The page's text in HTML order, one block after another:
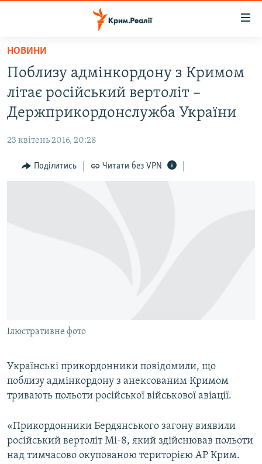
Перейти
основного
матеріалу
Перейти
до
основної
Перейти
до
НОВИНИ
ВОДА.КРИМ
ВІДЕО ТА ФОТО
БЛОГИ
ПОГЛЯД
ІНФОГРАФІКА
ДОЛУЧАЙСЯ!
Усі сайти RFE/RL
НОВИНИ
Поблизу адмінкордону з Кримом
літає російський вертоліт –
Держприкордонслужба України
23 квітень 2016, 20:28
Поділитись Читати без VPN
Ілюстративне фото
Українські прикордонники повідомили, що
поблизу адмінкордону з анексованим Кримом
тривають польоти російської військової авіації.
«Прикордонники Бердянського загону виявили
російський вертоліт Мі-8, який здійснював польоти
над тимчасово окупованою територією АР Крим.